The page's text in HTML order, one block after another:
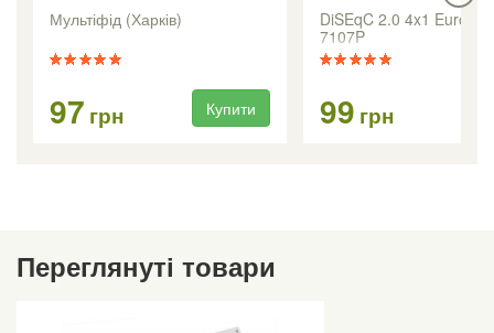
Мультіфід (Харків)
97 грн Купити
DiSEqC 2.0 4x1
7107P
99 грн
Переглянуті товари